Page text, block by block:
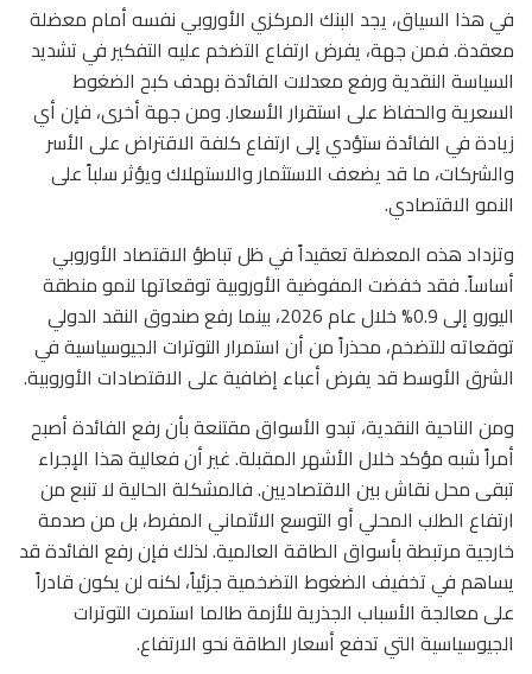
في هذا السياق، يجد البنك المركزي الأوروبي نفسه أمام معضلة
معقدة. فمن جهة، يفرض ارتفاع التضخم عليه التفكير في تشديد
السياسة النقدية ورفع معدلات الفائدة بهدف كبح الضغوط
السعرية والحفاظ على استقرار الأسعار. ومن جهة أخرى، فإن أي
زيادة في الفائدة ستؤدي إلى ارتفاع كلفة الاقتراض على الأسر
والشركات، ما قد يضعف الاستثمار والاستهلاك ويؤثر سلباً على
النمو الاقتصادي.
وتزداد هذه المعضلة تعقيداً في ظل تباطؤ الاقتصاد الأوروبي
أساساً. فقد خفضت المفوضية الأوروبية توقعاتها لنمو منطقة
اليورو إلى 0.9% خلال عام 2026، بينما رفع صندوق النقد الدولي
توقعاته للتضخم، محذراً من أن استمرار التوترات الجيوسياسية في
الشرق الأوسط قد يفرض أعباء إضافية على الاقتصادات الأوروبية.
ومن الناحية النقدية، تبدو الأسواق مقتنعة بأن رفع الفائدة أصبح
أمراً شبه مؤكد خلال الأشهر المقبلة. غير أن فعالية هذا الإجراء
تبقى محل نقاش بين الاقتصاديين. فالمشكلة الحالية لا تنبع من
ارتفاع الطلب المحلي أو التوسع الائتماني المفرط، بل من صدمة
خارجية مرتبطة بأسواق الطاقة العالمية. لذلك فإن رفع الفائدة قد
يساهم في تخفيف الضغوط التضخمية جزئياً، لكنه لن يكون قادراً
على معالجة الأسباب الجذرية للأزمة طالما استمرت التوترات
الجيوسياسية التي تدفع أسعار الطاقة نحو الارتفاع.